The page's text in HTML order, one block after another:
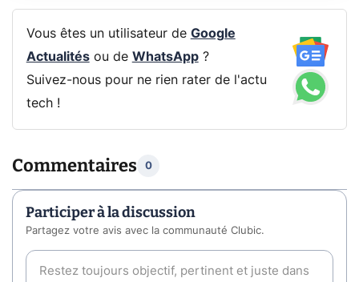
Vous êtes un utilisateur de Google
Actualitésou de WhatsApp?
Suivez-nous pour ne rien rater de l'actu
tech !
Commentaires 0
Participer à la discussion
Partagez votre avis avec la communauté Clubic.